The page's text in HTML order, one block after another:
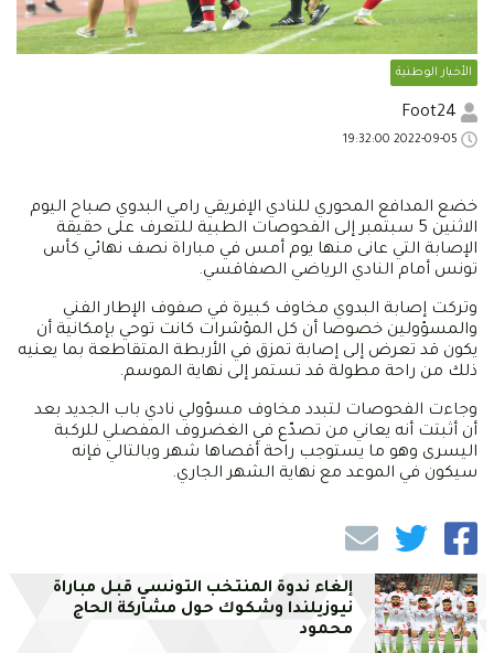
الأخبار الوطنية
خضع المدافع المحوري للنادي الإفريقي رامي البدوي صباح اليوم
الاثنين 5 سبتمبر إلى الفحوصات الطبية للتعرف على حقيقة
الإصابة التي عانى منها يوم أمس في مباراة نصف نهائي كأس
تونس أمام النادي الرياضي الصفاقسي.
وتركت إصابة البدوي مخاوف كبيرة في صفوف الإطار الفني
والمسؤولين خصوصا أن كل المؤشرات كانت توحي بإمكانية أن
يكون قد تعرض إلى إصابة تمزق في الأربطة المتقاطعة بما يعنيه
ذلك من راحة مطولة قد تستمر إلى نهاية الموسم.
وجاءت الفحوصات لتبدد مخاوف مسؤولي نادي باب الجديد بعد
أن أثبتت أنه يعاني من تصدّع في الغضروف المفصلي للركبة
اليسرى وهو ما يستوجب راحة أقصاها شهر وبالتالي فإنه
سيكون في الموعد مع نهاية الشهر الجاري.
إلغاء ندوة المنتخب التونسي قبل مباراة
نيوزيلندا وشكوك حول مشاركة الحاج
محمود